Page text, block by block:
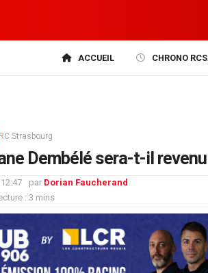
ACCUEIL CHRONO
RC Strasbourg
Dembélé sera-t-il
par Dorian Faucherand
: 3 mins